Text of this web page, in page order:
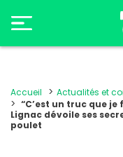
Accueil Actualités et
“C’est un truc que
Lignac dévoile ses
poulet